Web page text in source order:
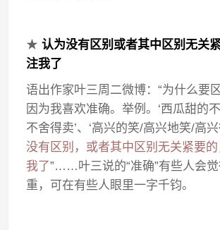
★认为没有区别或者其中区别无关
注我了
语出作家叶三周二微博：“为什么要区
因为我喜欢准确。举例。‘西瓜甜的
不舍得卖’、‘高兴的笑/高兴地笑/高
没有区别，或者其中区别无关紧要
我了”……叶三说的“准确”有些人会
重，可在有些人眼里一字千钧。